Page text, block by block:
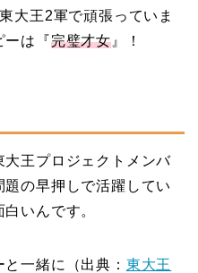
大王2軍で頑張っていま
ーは『完璧才女』！
王プロジェクトメンバ
の早押しで活躍してい
いんです。
一緒に（出典： 東大王